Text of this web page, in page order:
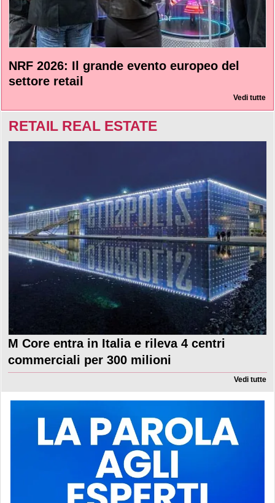
NRF 2026: Il grande evento europeo del
settore retail
Vedi tutte
RETAIL REAL ESTATE
M Core entra in Italia e rileva 4 centri
commerciali per 300 milioni
Vedi tutte